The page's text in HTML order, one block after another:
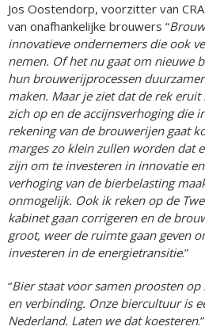
Jos Oostendorp, voorzitter van
van onafhankelijke brouwers “
innovatieve ondernemers die ook
nemen. Of het nu gaat om nieuwe
hun brouwerijprocessen
maken. Maar je ziet dat de rek eruit
zich op en de accijnsverhoging die
rekening van de brouwerijen gaat
marges zo klein zullen worden dat
zijn om te investeren in innovatie
verhoging van de bierbelasting
onmogelijk. Ook ik reken op de
kabinet gaan corrigeren en de
groot, weer de ruimte gaan geven
investeren in de energietransitie.”
“Bier staat voor samen proosten
en verbinding. Onze biercultuur is
Nederland. Laten we dat koesteren.”